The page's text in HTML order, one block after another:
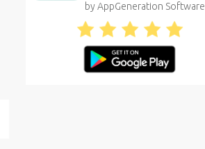
by AppGeneration Software